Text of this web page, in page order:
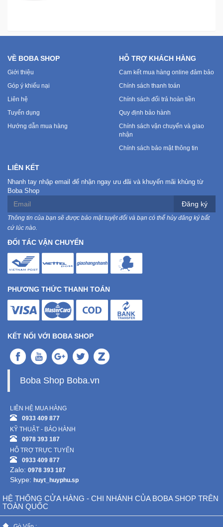
VỀ BOBA SHOP
Giới thiệu
Góp ý khiếu nại
Liên hệ
Tuyển dụng
Hướng dẫn mua hàng
HỖ TRỢ KHÁCH HÀNG
Cam kết mua hàng online đảm bảo
Chính sách thanh toán
Chính sách đổi trả hoàn tiền
Quy định bảo hành
Chính sách vận chuyển và giao
nhận
Chính sách bảo mật thông tin
LIÊN KẾT
Nhanh tay nhập email để nhận ngay ưu đãi và khuyến mãi khủng từ
Boba Shop
Đăng ký
Thông tin của bạn sẽ được bảo mật tuyệt đối và bạn có thể hủy đăng ký bất
cứ lúc nào.
ĐỐI TÁC VẬN CHUYỂN
PHƯƠNG THỨC THANH TOÁN
KẾT NỐI VỚI BOBA SHOP
Boba Shop Boba.vn
LIÊN HỆ MUA HÀNG
0933 409 877
KỸ THUẬT - BẢO HÀNH
0978 393 187
HỖ TRỢ TRỰC TUYẾN
0933 409 877
Zalo: 0978 393 187
Skype: huyt_huyphu.sp
HỆ THỐNG CỬA HÀNG - CHI NHÁNH CỦA BOBA SHOP TRÊN
TOÀN QUỐC